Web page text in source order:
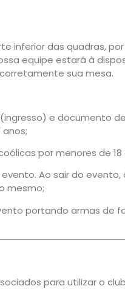
inferior das quadras,
equipe estará à
sua mesa.
e documento
por menores de 18
Ao sair do
mesmo;
portando armas de
para utilizar o